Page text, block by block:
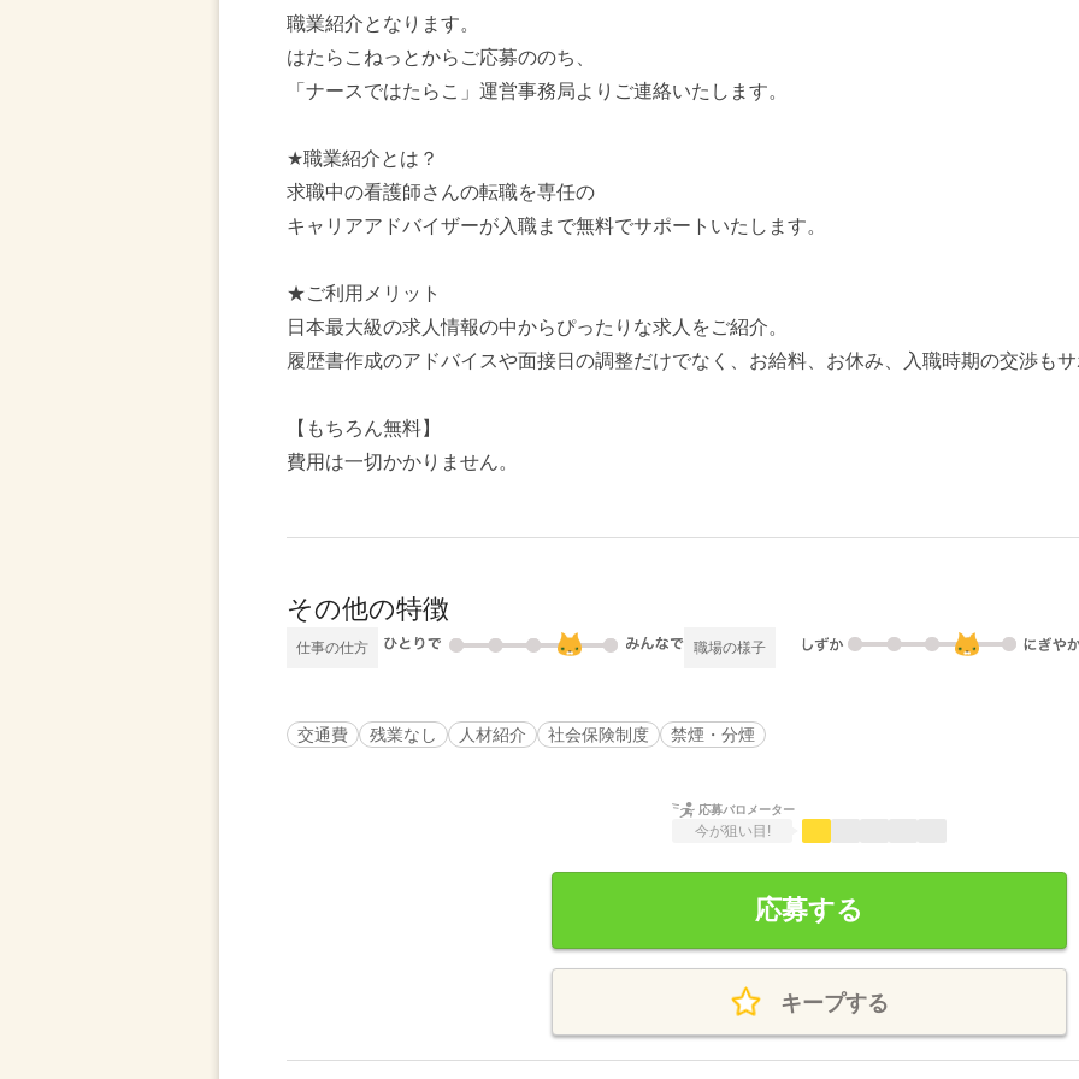
職業紹介となります。
はたらこねっとからご応募ののち、
「ナースではたらこ」運営事務局よりご連絡いたします。
★職業紹介とは？
求職中の看護師さんの転職を専任の
キャリアアドバイザーが入職まで無料でサポートいたします。
★ご利用メリット
日本最大級の求人情報の中からぴったりな求人をご紹介。
履歴書作成のアドバイスや面接日の調整だけでなく、お給料、お休み、入職時期の交渉もサ
【もちろん無料】
費用は一切かかりません。
その他の特徴
仕事の仕方 職場の様子
交通費 残業なし 人材紹介 社会保険制度 禁煙・分煙
応募バロメーター
今が狙い目!
応募する
キープする